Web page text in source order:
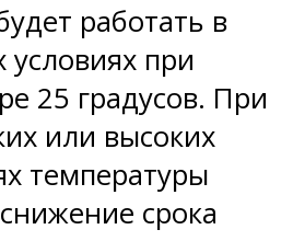
работать в
при
25 градусов. При
или высоких
температуры
срока